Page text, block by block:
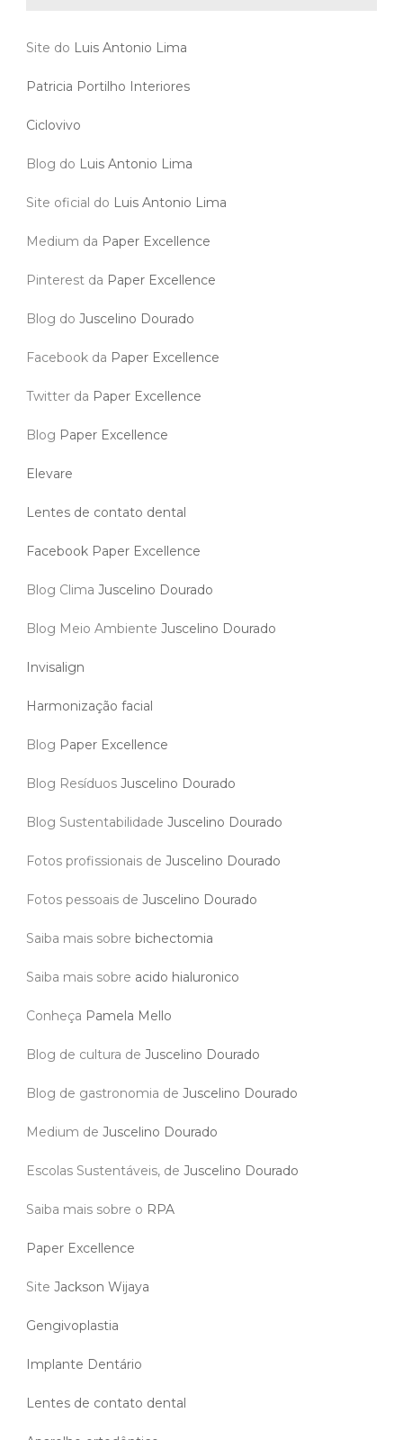
Site do Luis Antonio Lima
Patricia Portilho Interiores
Ciclovivo
Blog do Luis Antonio Lima
Site oficial do Luis Antonio Lima
Medium da Paper Excellence
Pinterest da Paper Excellence
Blog do Juscelino Dourado
Facebook da Paper Excellence
Twitter da Paper Excellence
Blog Paper Excellence
Elevare
Lentes de contato dental
Facebook Paper Excellence
Blog Clima Juscelino Dourado
Blog Meio Ambiente Juscelino Dourado
Invisalign
Harmonização facial
Blog Paper Excellence
Blog Resíduos Juscelino Dourado
Blog Sustentabilidade Juscelino Dourado
Fotos profissionais de Juscelino Dourado
Fotos pessoais de Juscelino Dourado
Saiba mais sobre bichectomia
Saiba mais sobre acido hialuronico
Conheça Pamela Mello
Blog de cultura de Juscelino Dourado
Blog de gastronomia de Juscelino Dourado
Medium de Juscelino Dourado
Escolas Sustentáveis, de Juscelino Dourado
Saiba mais sobre o RPA
Paper Excellence
Site Jackson Wijaya
Gengivoplastia
Implante Dentário
Lentes de contato dental